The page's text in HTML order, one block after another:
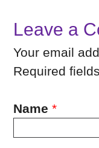
Leave a
Your email
Required
Name *